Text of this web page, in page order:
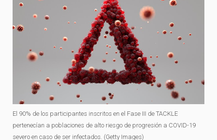
El 90% de los participantes inscritos en el Fase III de TACKLE
pertenecían a poblaciones de alto riesgo de progresión a COVID-19
severo en caso de ser infectados. (Getty Images)